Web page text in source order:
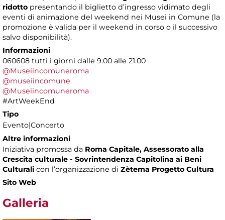
ridotto presentando il biglietto d’ingresso vidimato degli
eventi di animazione del weekend nei Musei in Comune (la
promozione è valida per il weekend in corso o il successivo
salvo disponibilità).
Informazioni
060608 tutti i giorni dalle 9.00 alle 21.00
@Museiincomuneroma
@museiincomune
@Museiincomuneroma
#ArtWeekEnd
Tipo
Evento|Concerto
Altre informazioni
Iniziativa promossa da Roma Capitale, Assessorato alla
Crescita culturale - Sovrintendenza Capitolina ai Beni
Culturali con l’organizzazione di Zètema Progetto Cultura
Sito Web
Galleria